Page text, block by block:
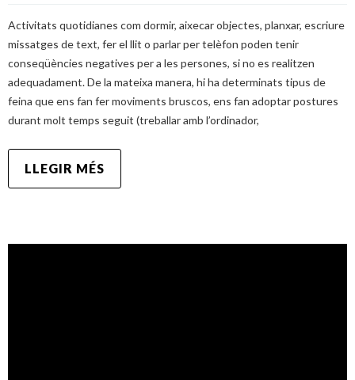
Activitats quotidianes com dormir, aixecar objectes, planxar, escriure
missatges de text, fer el llit o parlar per telèfon poden tenir
conseqüències negatives per a les persones, si no es realitzen
adequadament. De la mateixa manera, hi ha determinats tipus de
feina que ens fan fer moviments bruscos, ens fan adoptar postures
durant molt temps seguit (treballar amb l’ordinador,
LLEGIR MÉS